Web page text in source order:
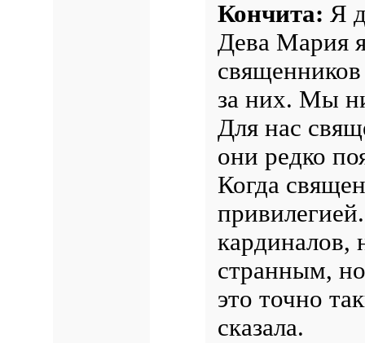
Кончита: Я
Дева Мария
за них. Мы
Для нас
они редко
Когда
кардиналов,
странным,
это точно
сказала.